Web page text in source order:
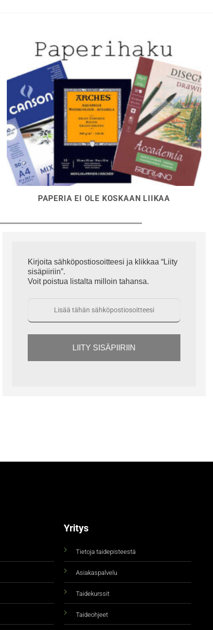
PAPERIA EI OLE KOSKAAN LIIKAA
Kirjoita sähköpostiosoitteesi ja klikkaa “Liity
sisäpiiriin”.
Voit poistua listalta milloin tahansa.
LIITY SISÄPIIRIIN
Yritys
Tietoja taidepisteestä
Asiakaspalvelu
Taidekurssit
Taideohjeet